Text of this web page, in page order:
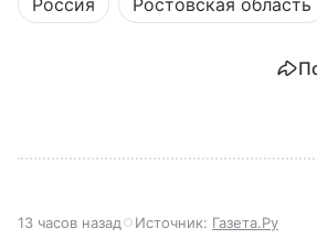
13 часов назад Источник: Газета.Ру